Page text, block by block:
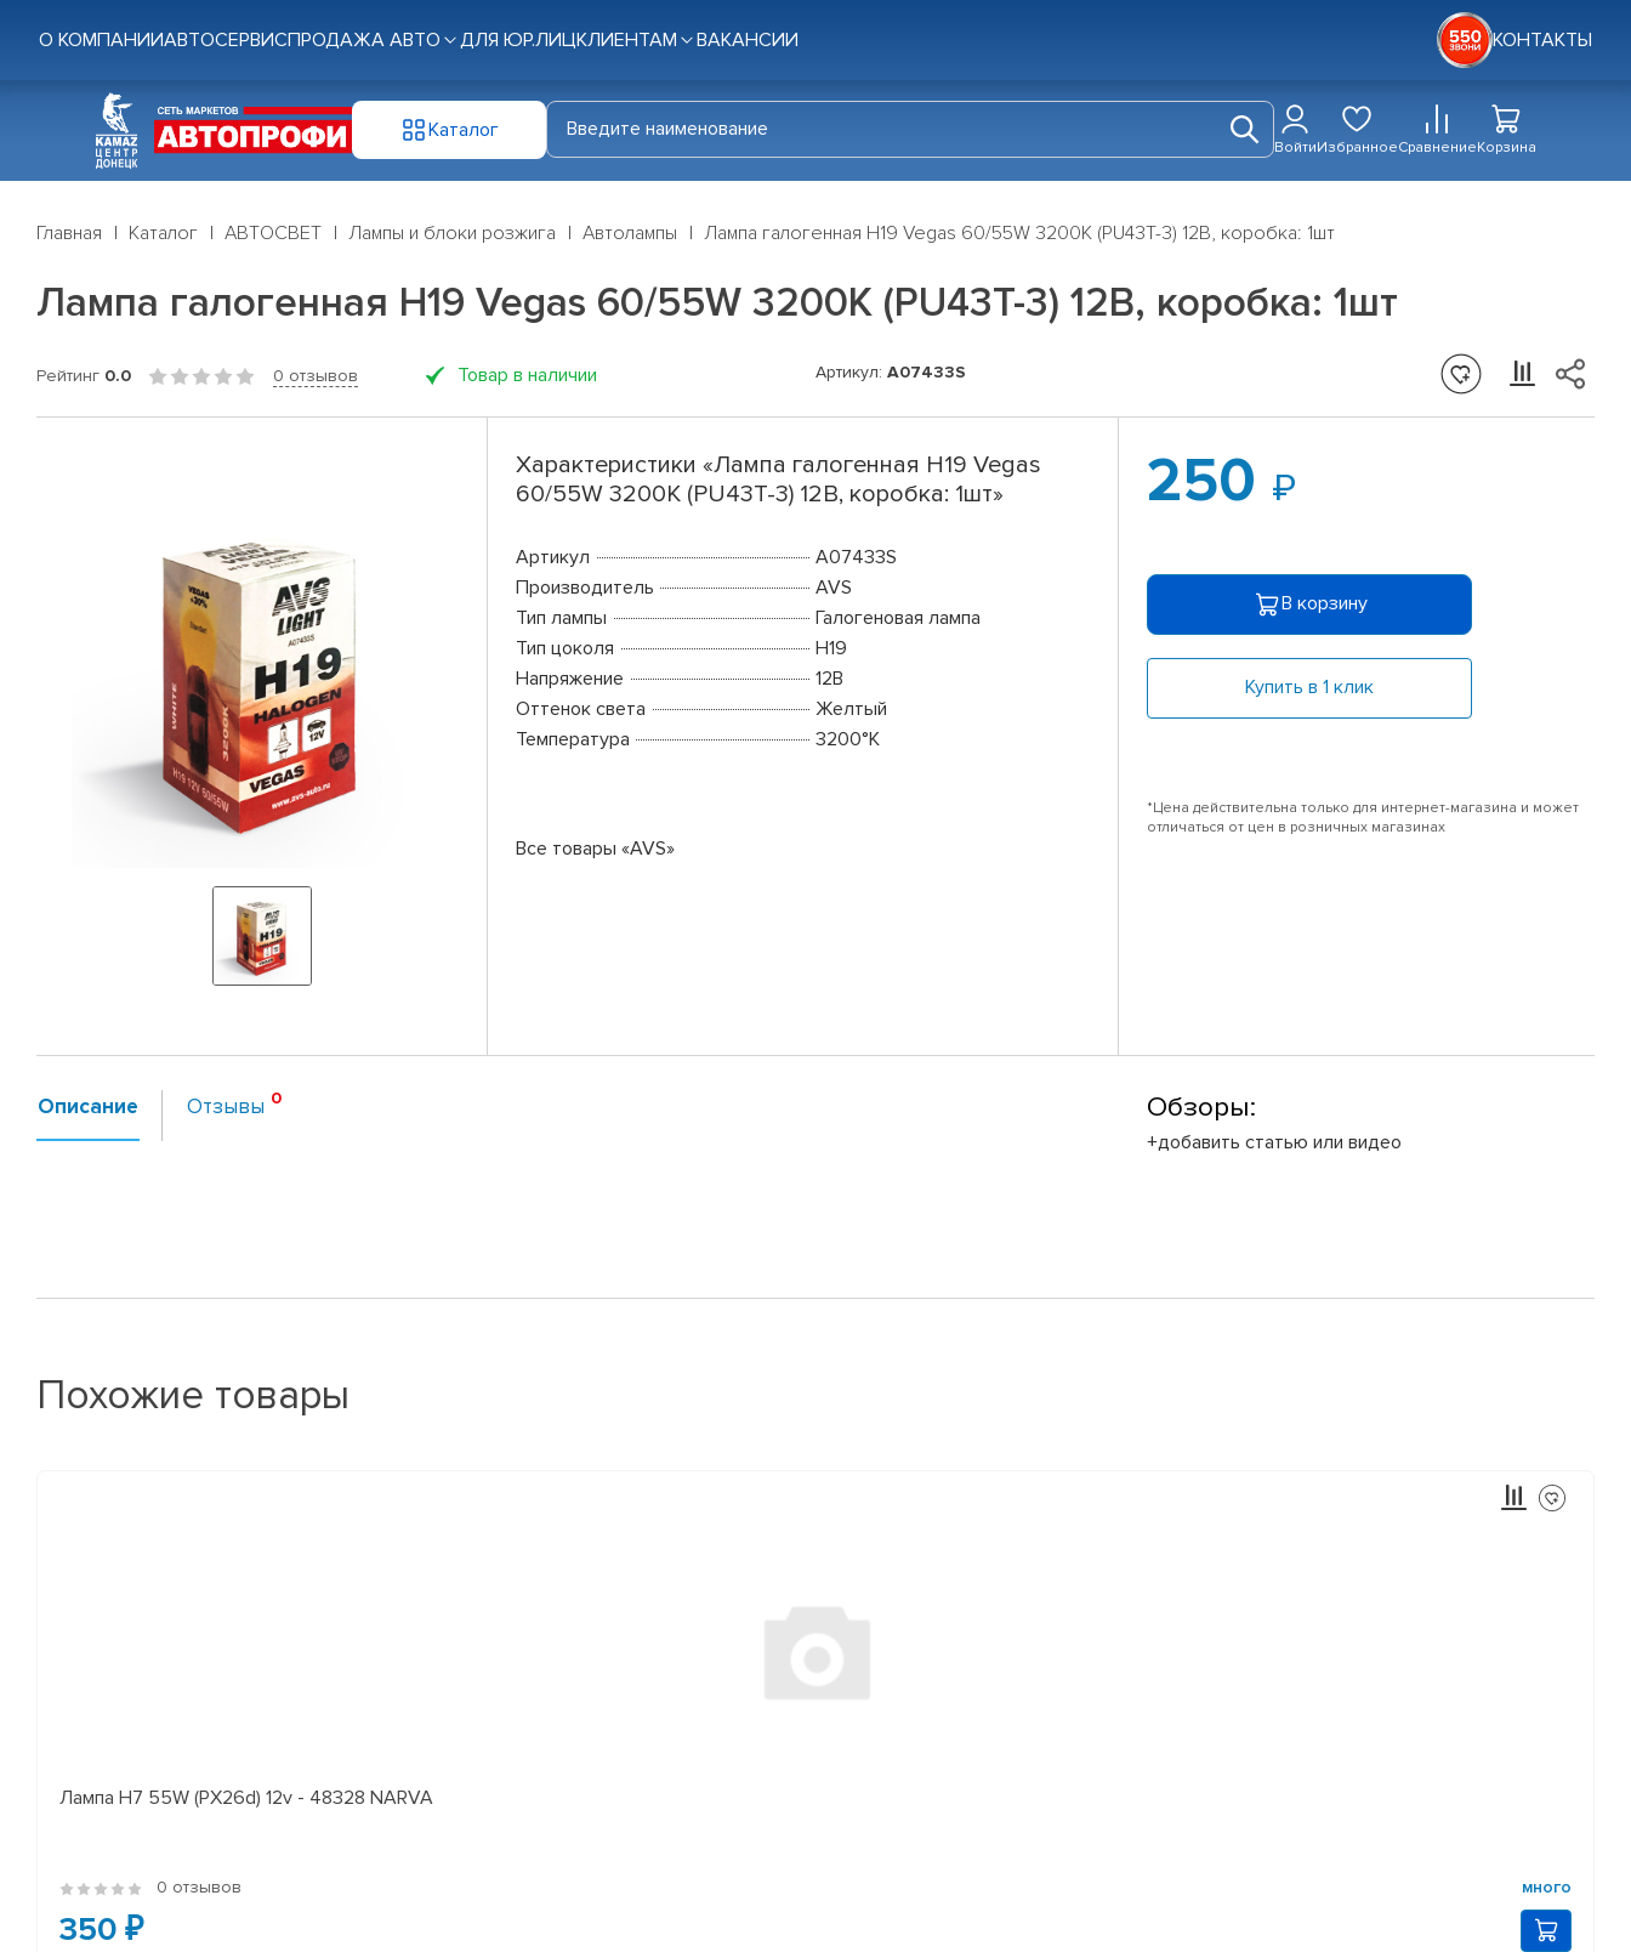
О КОМПАНИИАВТОСЕРВИСПРОДАЖА АВТО ДЛЯ ЮР.ЛИЦКЛИЕНТАМ ВАКАНСИИ КОНТАКТЫ
Каталог
ВойтиИзбранноеСравнениеКорзина
Главная Каталог АВТОСВЕТ Лампы и блоки розжига Автолампы Лампа галогенная H19 Vegas 60/55W 3200K (PU43T-3) 12В, коробка: 1шт
Лампа галогенная H19 Vegas 60/55W 3200K (PU43T-3) 12В, коробка: 1шт
Рейтинг 0.0 0 отзывов Товар в наличии Артикул: A07433S
Характеристики «Лампа галогенная H19 Vegas
60/55W 3200K (PU43T-3) 12В, коробка: 1шт»
Артикул
A07433S
Производитель
AVS
Тип лампы
Галогеновая лампа
Тип цоколя
H19
Напряжение
12В
Оттенок света
Желтый
Температура
3200°K
Все товары «AVS»
250
В корзину
Купить в 1 клик
*Цена действительна только для интернет-магазина и может
отличаться от цен в розничных магазинах
Описание Отзывы Обзоры:
+добавить статью или видео
Похожие товары
Лампа H7 55W (PX26d) 12v - 48328 NARVA
0 отзывов много
350 ₽